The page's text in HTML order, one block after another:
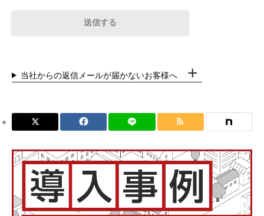
当社からの返信メールが届かないお客様へ